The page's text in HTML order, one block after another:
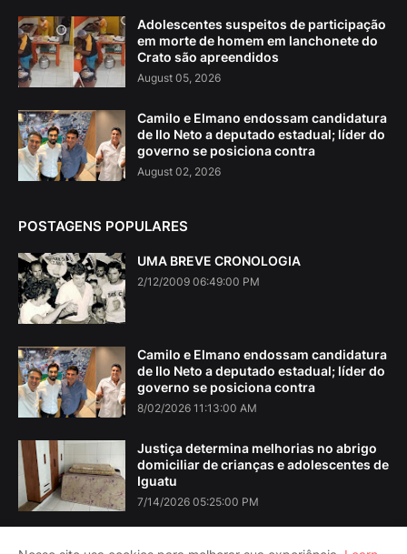
Adolescentes suspeitos de participação
em morte de homem em lanchonete do
Crato são apreendidos
August 05, 2026
Camilo e Elmano endossam candidatura
de Ilo Neto a deputado estadual; líder do
governo se posiciona contra
August 02, 2026
POSTAGENS POPULARES
UMA BREVE CRONOLOGIA
2/12/2009 06:49:00 PM
Camilo e Elmano endossam candidatura
de Ilo Neto a deputado estadual; líder do
governo se posiciona contra
8/02/2026 11:13:00 AM
Justiça determina melhorias no abrigo
domiciliar de crianças e adolescentes de
Iguatu
7/14/2026 05:25:00 PM